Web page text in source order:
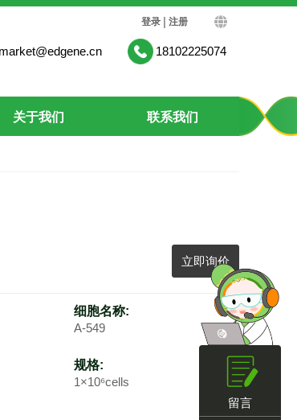
market@edgene.cn 18102225074
登录 | 注册
关于我们 联系我们
立即询价
细胞名称:
A-549
规格:
1×10⁶cells
留言